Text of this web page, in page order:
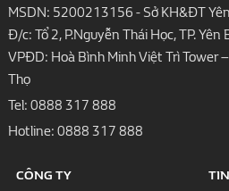
MSDN: 5200213156 - Sở KH&ĐT
Đ/c: Tổ 2, P.Nguyễn Thái Học, TP. Yên
VPĐD: Hoà Bình Minh Việt Trì Tower
Thọ
Tel: 0888 317 888
Hotline: 0888 317 888
CÔNG TY